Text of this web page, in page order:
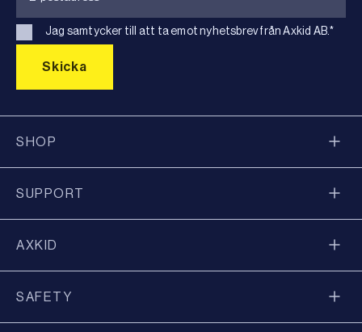
Jag samtycker till att ta emot nyhetsbrev från Axkid AB.*
SHOP
SUPPORT
AXKID
SAFETY